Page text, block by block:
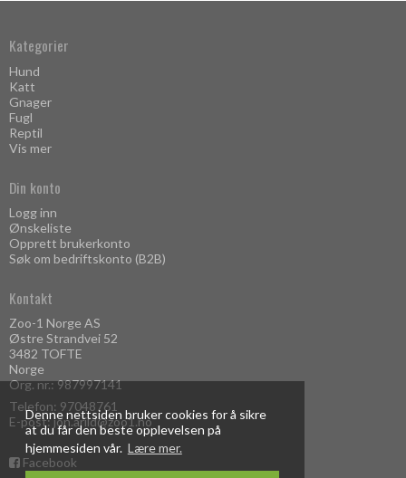
Denne nettsiden bruker cookies for å sikre
at du får den beste opplevelsen på
hjemmesiden vår. Lære mer.
Kategorier
Hund
Katt
Gnager
Fugl
Reptil
Vis mer
Din konto
Logg inn
Ønskeliste
Opprett brukerkonto
Søk om bedriftskonto (B2B)
Kontakt
Zoo-1 Norge AS
Østre Strandvei 52
3482 TOFTE
Norge
Org. nr.: 987997141
Telefon: 97048761
E-post:jon.arild@zoo1.no
Facebook